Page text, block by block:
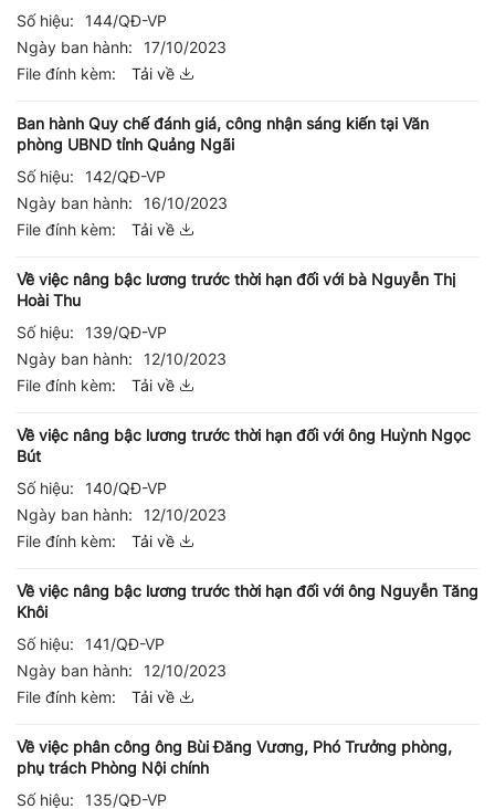
Số hiệu:
144/QĐ-VP
Ngày ban hành:
17/10/2023
File đính kèm:
Tải về
Ban hành Quy chế đánh giá, công nhận sáng kiến tại Văn
phòng UBND tỉnh Quảng Ngãi
Số hiệu:
142/QĐ-VP
Ngày ban hành:
16/10/2023
File đính kèm:
Tải về
Về việc nâng bậc lương trước thời hạn đối với bà Nguyễn Thị
Hoài Thu
Số hiệu:
139/QĐ-VP
Ngày ban hành:
12/10/2023
File đính kèm:
Tải về
Về việc nâng bậc lương trước thời hạn đối với ông Huỳnh Ngọc
Bút
Số hiệu:
140/QĐ-VP
Ngày ban hành:
12/10/2023
File đính kèm:
Tải về
Về việc nâng bậc lương trước thời hạn đối với ông Nguyễn Tăng
Khôi
Số hiệu:
141/QĐ-VP
Ngày ban hành:
12/10/2023
File đính kèm:
Tải về
Về việc phân công ông Bùi Đăng Vương, Phó Trưởng phòng,
phụ trách Phòng Nội chính
Số hiệu:
135/QĐ-VP